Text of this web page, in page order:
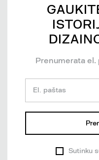
Prenumerata
El. paštas
Sutinku